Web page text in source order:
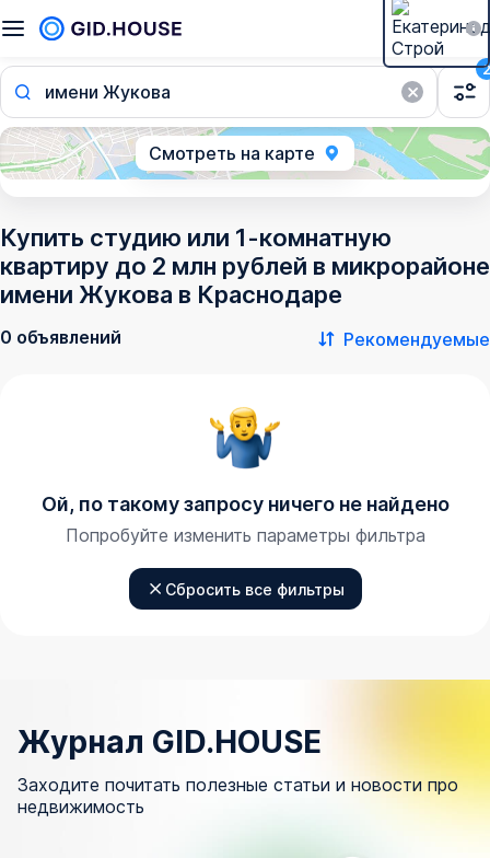
имени Жукова
2
Смотреть на карте
Купить студию или 1-комнатную
квартиру до 2 млн рублей в микрорайоне
имени Жукова в Краснодаре
0 объявлений Рекомендуемые
Ой, по такому запросу ничего не найдено
Попробуйте изменить параметры фильтра
Сбросить все фильтры
Журнал GID.HOUSE
Заходите почитать полезные статьи и новости про
недвижимость